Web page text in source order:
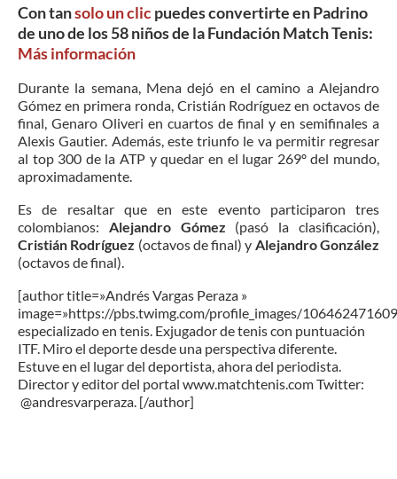
Con tansolo un clicpuedes convertirte en Padrino
de uno de los 58 niños de la Fundación Match Tenis:
Más información
Durante la semana, Mena dejó en el camino a Alejandro
Gómez en primera ronda, Cristián Rodríguez en octavos de
final, Genaro Oliveri en cuartos de final y en semifinales a
Alexis Gautier. Además, este triunfo le va permitir regresar
al top 300 de la ATP y quedar en el lugar 269º del mundo,
aproximadamente.
Es de resaltar que en este evento participaron tres
colombianos: Alejandro Gómez (pasó la clasificación),
Cristián Rodríguez (octavos de final) y Alejandro González
(octavos de final).
[author title=»Andrés Vargas Peraza »
image=»https://pbs.twimg.com/profile_images/
especializado en tenis. Exjugador de tenis con puntuación
ITF. Miro el deporte desde una perspectiva diferente.
Estuve en el lugar del deportista, ahora del periodista.
Director y editor del portal www.matchtenis.com Twitter:
@andresvarperaza. [/author]